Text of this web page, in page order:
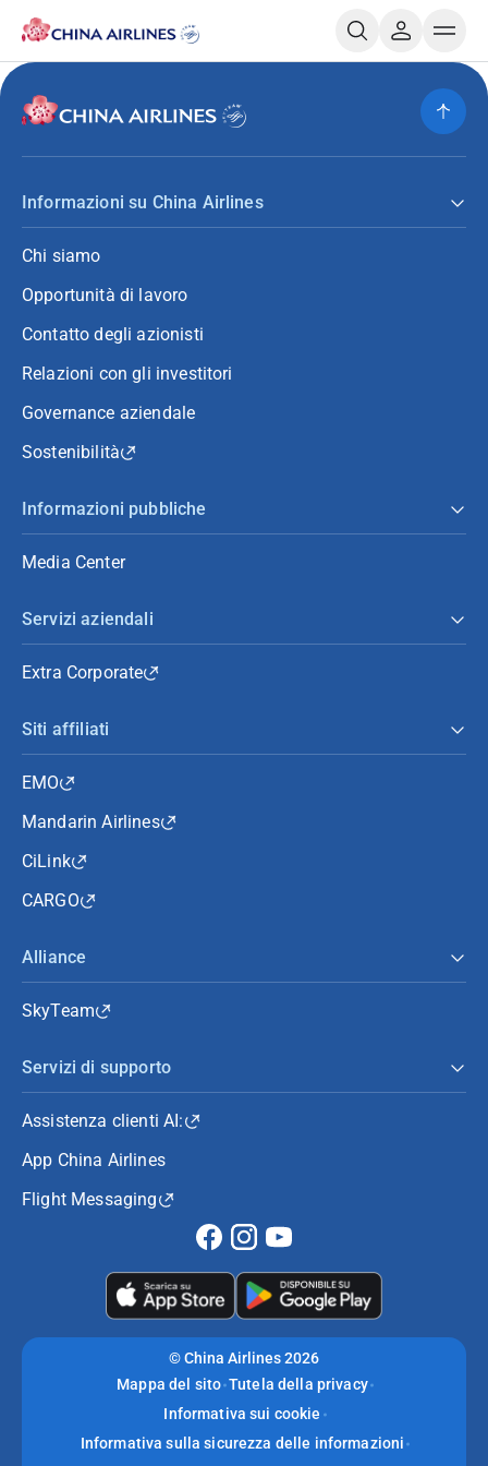
Informazioni su China Airlines
Chi siamo
Opportunità di lavoro
Contatto degli azionisti
Relazioni con gli investitori
Governance aziendale
Sostenibilità
Informazioni pubbliche
Media Center
Servizi aziendali
Extra Corporate
Siti affiliati
EMO
Mandarin Airlines
CiLink
CARGO
Alliance
SkyTeam
Servizi di supporto
Assistenza clienti AI:
App China Airlines
Flight Messaging
©China Airlines 2026
Mappa del sito Tutela della privacy
Informativa sui cookie
Informativa sulla sicurezza delle informazioni